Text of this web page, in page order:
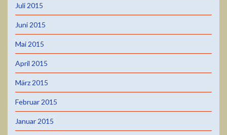
Juli 2015
Juni 2015
Mai 2015
April 2015
März 2015
Februar 2015
Januar 2015